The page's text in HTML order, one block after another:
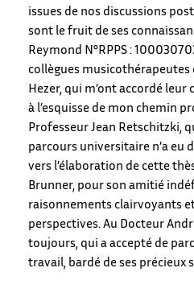
issues de nos discussions
sont le fruit de ses
Reymond N°RPPS :
collègues
Hezer, qui m’ont accordé
à l’esquisse de mon chemin
Professeur Jean Retschitzki,
parcours universitaire n’a eu
vers l’élaboration de cette
Brunner, pour son amitié
raisonnements clairvoyants
perspectives. Au Docteur
toujours, qui a accepté de
travail, bardé de ses précieux